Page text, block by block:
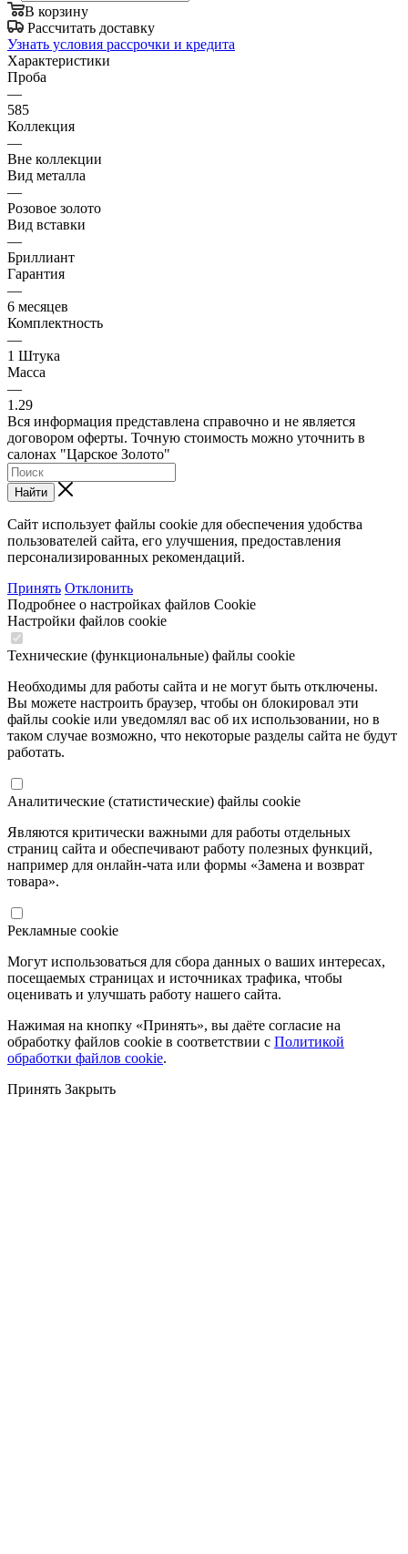
В корзину
Рассчитать доставку
Узнать условия рассрочки и кредита
Характеристики
Проба
—
585
Коллекция
—
Вне коллекции
Вид металла
—
Розовое золото
Вид вставки
—
Бриллиант
Гарантия
—
6 месяцев
Комплектность
—
1 Штука
Масса
—
1.29
Вся информация представлена справочно и не является
договором оферты. Точную стоимость можно уточнить в
салонах "Царское Золото"
Найти
Сайт использует файлы cookie для обеспечения удобства
пользователей сайта, его улучшения, предоставления
персонализированных рекомендаций.
Принять Отклонить
Подробнее о настройках файлов Cookie
Настройки файлов cookie
Технические (функциональные) файлы cookie
Необходимы для работы сайта и не могут быть отключены.
Вы можете настроить браузер, чтобы он блокировал эти
файлы cookie или уведомлял вас об их использовании, но в
таком случае возможно, что некоторые разделы сайта не будут
работать.
Аналитические (статистические) файлы cookie
Являются критически важными для работы отдельных
страниц сайта и обеспечивают работу полезных функций,
например для онлайн-чата или формы «Замена и возврат
товара».
Рекламные cookie
Могут использоваться для сбора данных о ваших интересах,
посещаемых страницах и источниках трафика, чтобы
оценивать и улучшать работу нашего сайта.
Нажимая на кнопку «Принять», вы даёте согласие на
обработку файлов cookie в соответствии с Политикой
обработки файлов cookie.
Принять Закрыть